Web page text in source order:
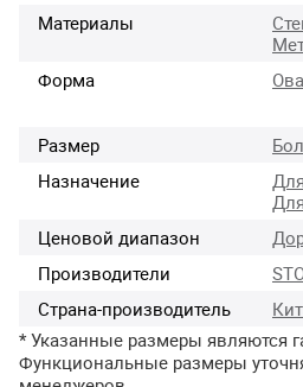
Материалы
Форма
Размер
Назначение
Ценовой диапазон
Производители
Страна-производитель
* Указанные размеры являются
Функциональные размеры